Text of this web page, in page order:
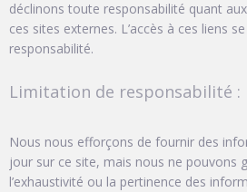
déclinons toute responsabilité quant
ces sites externes. L’accès à ces liens
responsabilité.
Limitation de responsabilité :
Nous nous efforçons de fournir des
jour sur ce site, mais nous ne pouvons
l’exhaustivité ou la pertinence des